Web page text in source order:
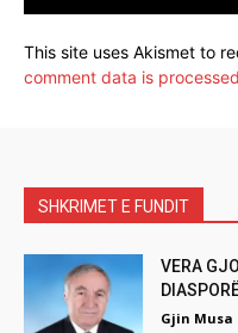
This site uses Akismet to
comment data is
SHKRIMET E FUNDIT
VERA
Gjin Musa